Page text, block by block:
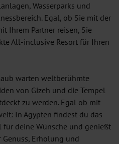
Wasserparks und
Egal, ob Sie mit der
Ihrem Partner reisen, Sie
All-inclusive Resort für Ihren
warten weltberühmte
von Gizeh und die Tempel
zu werden. Egal ob mit
In Ägypten findest du das
deine Wünsche und genießt
Erholung und